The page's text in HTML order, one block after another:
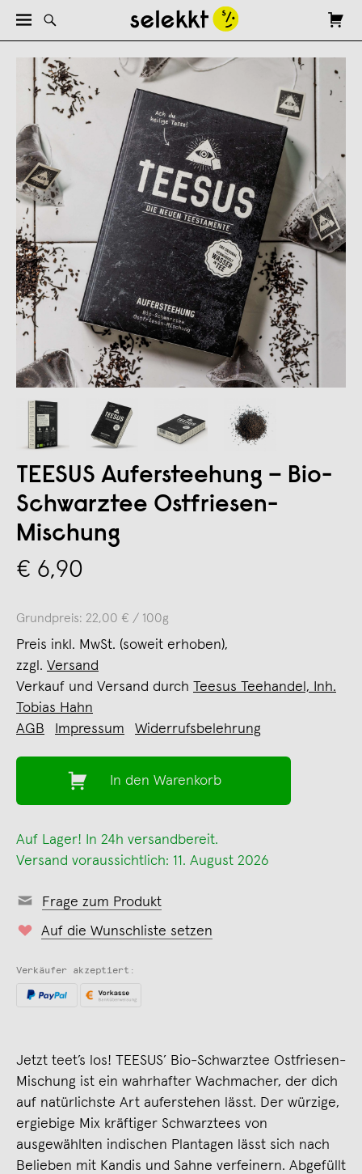
TEESUS Aufersteehung – Bio-
Schwarztee Ostfriesen-
Mischung
€ 6,90
Grundpreis: 22,00 € / 100g
Preis inkl. MwSt. (soweit erhoben),
zzgl. Versand
Verkauf und Versand durch Teesus Teehandel, Inh.
Tobias Hahn
AGB
Impressum Widerrufsbelehrung
In den Warenkorb
Auf Lager! In 24h versandbereit.
Versand voraussichtlich: 11. August 2026
Frage zum Produkt
Auf die Wunschliste setzen
Verkäufer akzeptiert:
Jetzt teet’s los! TEESUS’ Bio-Schwarztee Ostfriesen-
Mischung ist ein wahrhafter Wachmacher, der dich
auf natürlichste Art auferstehen lässt. Der würzige,
ergiebige Mix kräftiger Schwarztees von
ausgewählten indischen Plan­tagen lässt sich nach
Belieben mit Kandis und Sahne verfeinern. Abgefüllt